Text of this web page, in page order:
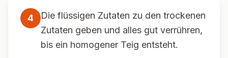
4
Die flüssigen Zutaten zu den trockenen
Zutaten geben und alles gut verrühren,
bis ein homogener Teig entsteht.